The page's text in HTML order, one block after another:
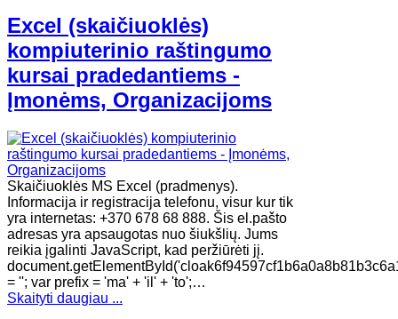
Excel (skaičiuoklės)
kompiuterinio raštingumo
kursai pradedantiems -
Įmonėms, Organizacijoms
Skaičiuoklės MS Excel (pradmenys).
Informacija ir registracija telefonu, visur kur tik
yra internetas: +370 678 68 888. Šis el.pašto
adresas yra apsaugotas nuo šiukšlių. Jums
reikia įgalinti JavaScript, kad peržiūrėti jį.
= ''; var prefix = 'ma' + 'il' + 'to';…
Skaityti daugiau ...